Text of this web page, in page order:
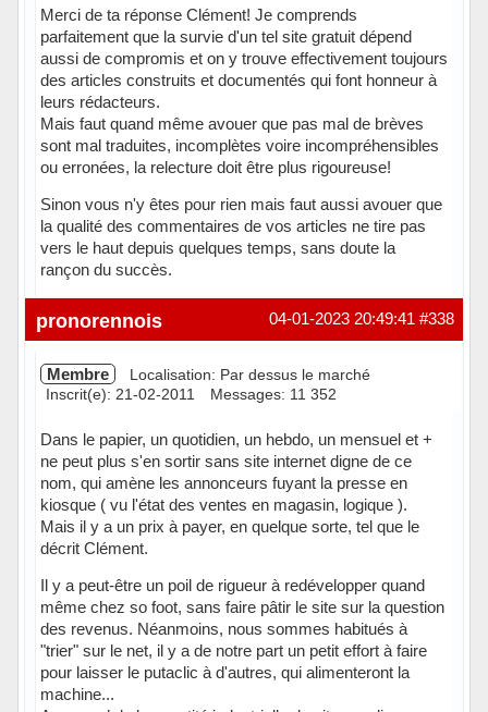
Merci de ta réponse Clément! Je comprends
parfaitement que la survie d'un tel site gratuit dépend
aussi de compromis et on y trouve effectivement toujours
des articles construits et documentés qui font honneur à
leurs rédacteurs.
Mais faut quand même avouer que pas mal de brèves
sont mal traduites, incomplètes voire incompréhensibles
ou erronées, la relecture doit être plus rigoureuse!
Sinon vous n'y êtes pour rien mais faut aussi avouer que
la qualité des commentaires de vos articles ne tire pas
vers le haut depuis quelques temps, sans doute la
rançon du succès.
Hors ligne #338
04-01-2023 20:49:41
pronorennois
Membre
Localisation: Par dessus le marché
Inscrit(e): 21-02-2011
Messages: 11 352
Dans le papier, un quotidien, un hebdo, un mensuel et +
ne peut plus s'en sortir sans site internet digne de ce
nom, qui amène les annonceurs fuyant la presse en
kiosque ( vu l'état des ventes en magasin, logique ).
Mais il y a un prix à payer, en quelque sorte, tel que le
décrit Clément.
Il y a peut-être un poil de rigueur à redévelopper quand
même chez so foot, sans faire pâtir le site sur la question
des revenus. Néanmoins, nous sommes habitués à
"trier" sur le net, il y a de notre part un petit effort à faire
pour laisser le putaclic à d'autres, qui alimenteront la
machine...